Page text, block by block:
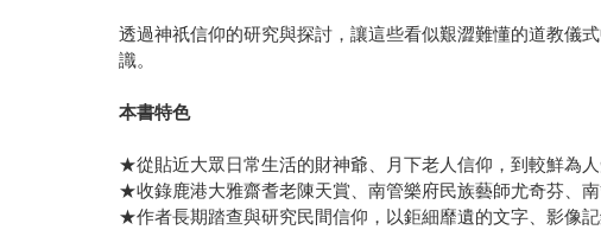
透過神祇信仰的研究與探討，讓這些看似艱澀難懂的道教儀
識。
本書特色
★從貼近大眾日常生活的財神爺、月下老人信仰，到較鮮為
★收錄鹿港大雅齋耆老陳天賞、南管樂府民族藝師尤奇芬、
★作者長期踏查與研究民間信仰，以鉅細靡遺的文字、影像